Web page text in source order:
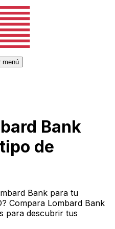
menú
Bank
de
Bank para tu
Compara Lombard Bank
para descubrir tus